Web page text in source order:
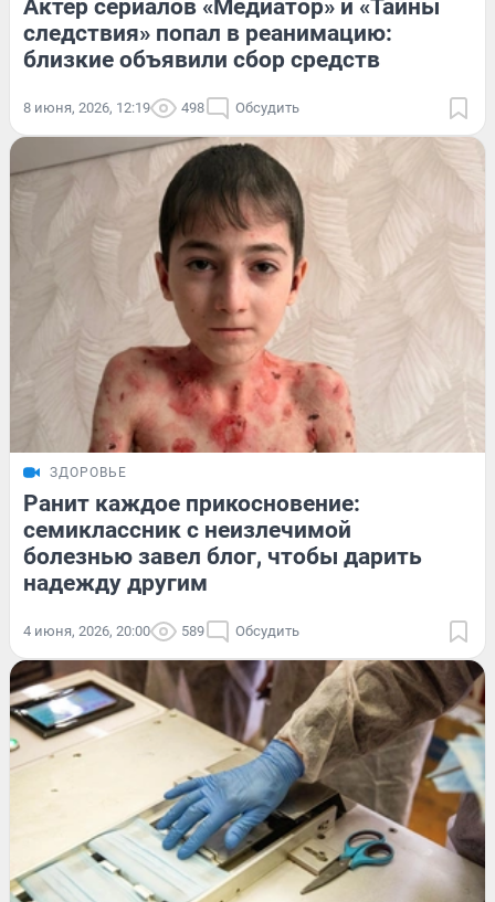
Актер сериалов «Медиатор» и «Тайны
следствия» попал в реанимацию:
близкие объявили сбор средств
8 июня, 2026, 12:19 498 Обсудить
ЗДОРОВЬЕ
Ранит каждое прикосновение:
семиклассник с неизлечимой
болезнью завел блог, чтобы дарить
надежду другим
4 июня, 2026, 20:00 589 Обсудить